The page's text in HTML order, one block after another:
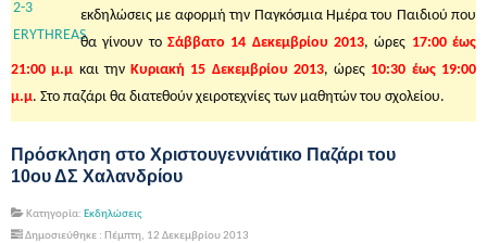
εκδηλώσεις με αφορμή την Παγκόσμια Ημέρα του Παιδιού που
θα γίνουν το Σάββατο 14 Δεκεμβρίου 2013, ώρες 17:00 έως
21:00 μ.μ και τηνΚυριακή 15 Δεκεμβρίου 2013, ώρες 10:30 έως 19:00
μ.μ. Στο παζάρι θα διατεθούν χειροτεχνίες των μαθητών του σχολείου.
Πρόσκληση στο Χριστουγεννιάτικο Παζάρι του
10ου ΔΣ Χαλανδρίου
Κατηγορία: Εκδηλώσεις
Δημοσιεύθηκε : Πέμπτη, 12 Δεκεμβρίου 2013